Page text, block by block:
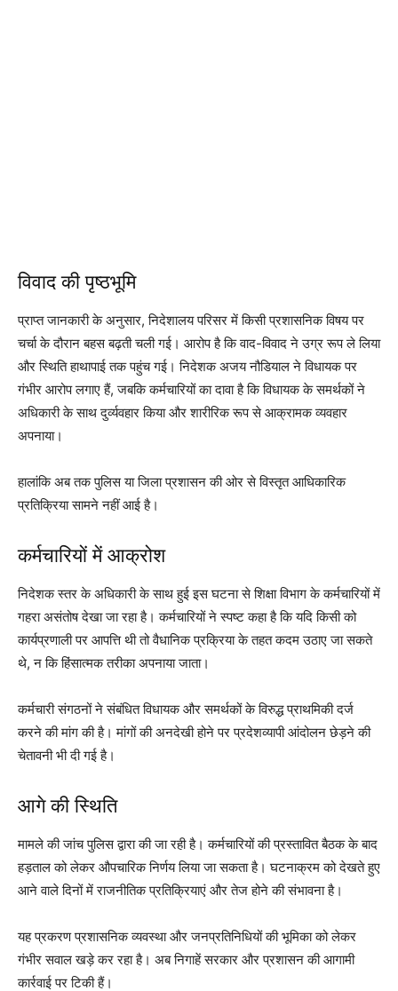
विवाद की पृष्ठभूमि
प्राप्त जानकारी के अनुसार, निदेशालय परिसर में किसी प्रशासनिक विषय पर
चर्चा के दौरान बहस बढ़ती चली गई। आरोप है कि वाद-विवाद ने उग्र रूप ले लिया
और स्थिति हाथापाई तक पहुंच गई। निदेशक अजय नौडियाल ने विधायक पर
गंभीर आरोप लगाए हैं, जबकि कर्मचारियों का दावा है कि विधायक के समर्थकों ने
अधिकारी के साथ दुर्व्यवहार किया और शारीरिक रूप से आक्रामक व्यवहार
अपनाया।
हालांकि अब तक पुलिस या जिला प्रशासन की ओर से विस्तृत आधिकारिक
प्रतिक्रिया सामने नहीं आई है।
कर्मचारियों में आक्रोश
निदेशक स्तर के अधिकारी के साथ हुई इस घटना से शिक्षा विभाग के कर्मचारियों में
गहरा असंतोष देखा जा रहा है। कर्मचारियों ने स्पष्ट कहा है कि यदि किसी को
कार्यप्रणाली पर आपत्ति थी तो वैधानिक प्रक्रिया के तहत कदम उठाए जा सकते
थे, न कि हिंसात्मक तरीका अपनाया जाता।
कर्मचारी संगठनों ने संबंधित विधायक और समर्थकों के विरुद्ध प्राथमिकी दर्ज
करने की मांग की है। मांगों की अनदेखी होने पर प्रदेशव्यापी आंदोलन छेड़ने की
चेतावनी भी दी गई है।
आगे की स्थिति
मामले की जांच पुलिस द्वारा की जा रही है। कर्मचारियों की प्रस्तावित बैठक के बाद
हड़ताल को लेकर औपचारिक निर्णय लिया जा सकता है। घटनाक्रम को देखते हुए
आने वाले दिनों में राजनीतिक प्रतिक्रियाएं और तेज होने की संभावना है।
यह प्रकरण प्रशासनिक व्यवस्था और जनप्रतिनिधियों की भूमिका को लेकर
गंभीर सवाल खड़े कर रहा है। अब निगाहें सरकार और प्रशासन की आगामी
कार्रवाई पर टिकी हैं।